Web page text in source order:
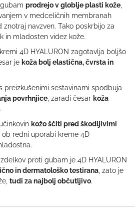
prodrejo v globlje plasti kože,
v medceličnih membranah
navzven. Tako poskrbijo za
in mladosten videz kože.
4D HYALURON zagotavlja boljšo
je koža bolj elastična, čvrsta in
preizkušenimi sestavinami spodbuja
povrhnjice, zaradi česar koža
.
kožo ščiti pred škodljivimi
ob redni uporabi kreme 4D
proti gubam je 4D HYALURON
in dermatološko testirana, zato je
tudi za najbolj občutljivo.